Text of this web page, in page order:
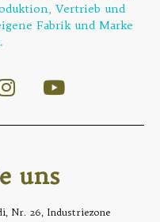
Vertrieb und
Fabrik und Marke
uns
Nr. 26, Industriezone